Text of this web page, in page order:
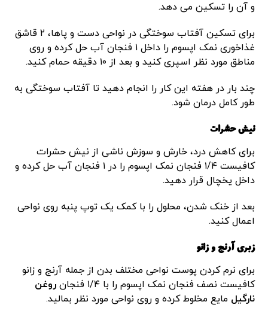
و آن را تسکین می دهد.
برای تسکین آفتاب سوختگی در نواحی دست و پاها، ۲ قاشق
غذاخوری نمک اپسوم را داخل ۱ فنجان آب حل کرده و روی
مناطق مورد نظر اسپری کنید و بعد از ۱۰ دقیقه حمام کنید.
چند بار در هفته این کار را انجام دهید تا آفتاب سوختگی به
طور کامل درمان شود.
نیش حشرات
برای کاهش درد، خارش و سوزش ناشی از نیش حشرات
کافیست ۱/۴ فنجان نمک اپسوم را در ۱ فنجان آب حل کرده و
داخل یخچال قرار دهید.
بعد از خنک شدن، محلول را با کمک یک توپ پنبه روی نواحی
اعمال کنید.
زبری آرنج و زانو
برای نرم کردن پوست نواحی مختلف بدن از جمله آرنج و زانو
کافیست نصف فنجان نمک اپسوم را با ۱/۴ فنجان
روغن
نارگیل مایع مخلوط کرده و روی نواحی مورد نظر بمالید.